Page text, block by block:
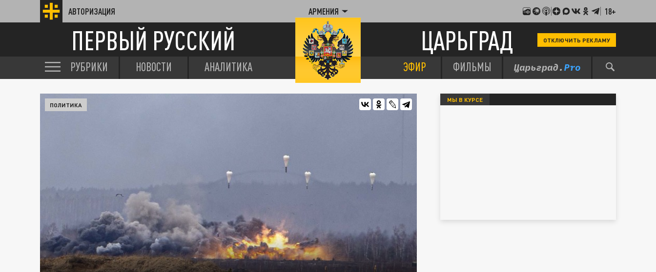
АВТОРИЗАЦИЯ АРМЕНИЯ 18+
ПЕРВЫЙ РУССКИЙ ЦАРЬГРАД ОТКЛЮЧИТЬ РЕКЛАМУ
РУБРИКИ НОВОСТИ АНАЛИТИКА ЭФИР ФИЛЬМЫ
ПОЛИТИКА
МЫ В КУРСЕ